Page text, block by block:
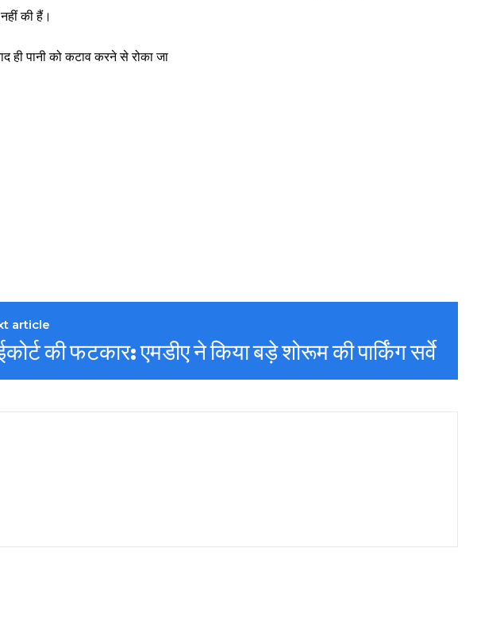
की हैं।
ही पानी को कटाव करने से रोका जा
article
की फटकार: एमडीए ने किया बड़े शोरूम की पार्किंग सर्वे